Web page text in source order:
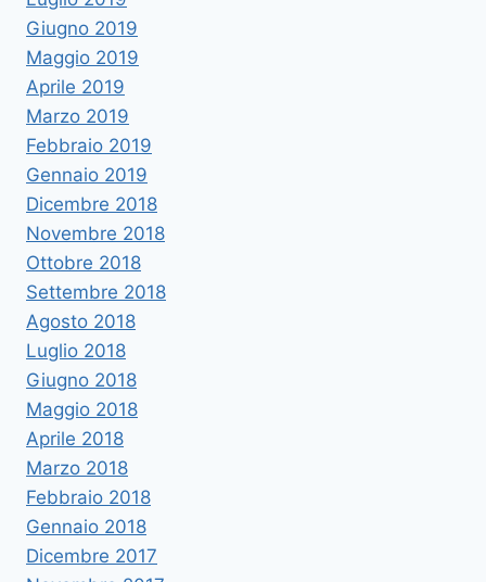
Giugno 2019
Maggio 2019
Aprile 2019
Marzo 2019
Febbraio 2019
Gennaio 2019
Dicembre 2018
Novembre 2018
Ottobre 2018
Settembre 2018
Agosto 2018
Luglio 2018
Giugno 2018
Maggio 2018
Aprile 2018
Marzo 2018
Febbraio 2018
Gennaio 2018
Dicembre 2017